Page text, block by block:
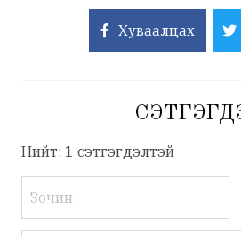
Хуваалцах
Нийт: 1 сэтгэгдэлтэй